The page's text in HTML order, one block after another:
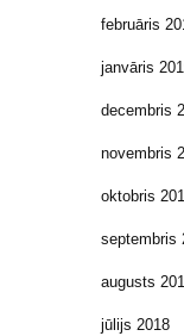
februāris
janvāris
decembris
novembris
oktobris
septembris
augusts
jūlijs 2018